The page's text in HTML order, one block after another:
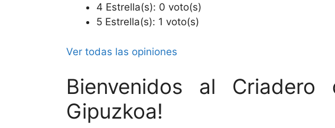
4 Estrella(s): 0 voto(s)
5 Estrella(s): 1 voto(s)
Ver todas las opiniones
Bienvenidos al
Gipuzkoa!